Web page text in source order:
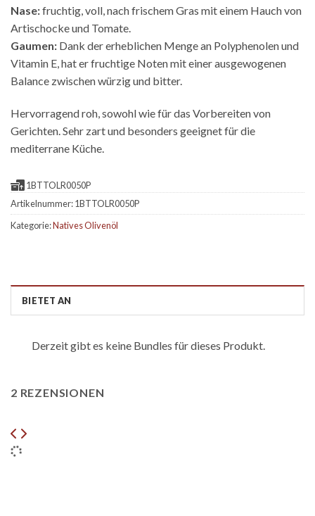
Nase:fruchtig, voll, nach frischem Gras mit einem Hauch von
Artischocke und Tomate.
Gaumen: Dank der erheblichen Menge an Polyphenolen und
Vitamin E, hat er fruchtige Noten mit einer ausgewogenen
Balance zwischen würzig und bitter.
Hervorragend roh, sowohl wie für das Vorbereiten von
Gerichten. Sehr zart und besonders geeignet für die
mediterrane Küche.
1BTTOLR0050P
Artikelnummer:1BTTOLR0050P
Kategorie:Natives Olivenöl
BIETET AN
Derzeit gibt es keine Bundles für dieses Produkt.
2 REZENSIONEN